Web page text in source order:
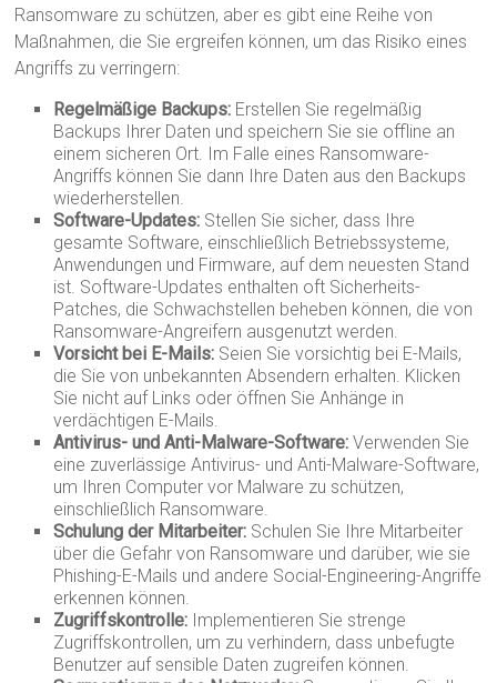
Ransomware zu schützen, aber es gibt eine Reihe von
Maßnahmen, die Sie ergreifen können, um das Risiko eines
Angriffs zu verringern:
Regelmäßige Backups: Erstellen Sie regelmäßig
Backups Ihrer Daten und speichern Sie sie offline an
einem sicheren Ort. Im Falle eines Ransomware-
Angriffs können Sie dann Ihre Daten aus den Backups
wiederherstellen.
Software-Updates: Stellen Sie sicher, dass Ihre
gesamte Software, einschließlich Betriebssysteme,
Anwendungen und Firmware, auf dem neuesten Stand
ist. Software-Updates enthalten oft Sicherheits-
Patches, die Schwachstellen beheben können, die von
Ransomware-Angreifern ausgenutzt werden.
Vorsicht bei E-Mails: Seien Sie vorsichtig bei E-Mails,
die Sie von unbekannten Absendern erhalten. Klicken
Sie nicht auf Links oder öffnen Sie Anhänge in
verdächtigen E-Mails.
Antivirus- und Anti-Malware-Software: Verwenden Sie
eine zuverlässige Antivirus- und Anti-Malware-Software,
um Ihren Computer vor Malware zu schützen,
einschließlich Ransomware.
Schulung der Mitarbeiter: Schulen Sie Ihre Mitarbeiter
über die Gefahr von Ransomware und darüber, wie sie
Phishing-E-Mails und andere Social-Engineering-Angriffe
erkennen können.
Zugriffskontrolle: Implementieren Sie strenge
Zugriffskontrollen, um zu verhindern, dass unbefugte
Benutzer auf sensible Daten zugreifen können.